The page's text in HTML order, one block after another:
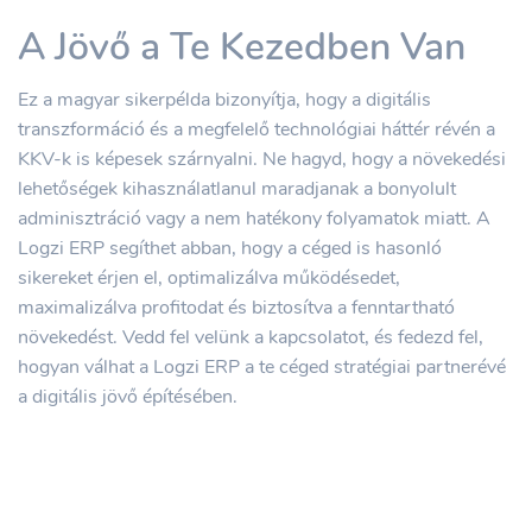
A Jövő a Te Kezedben Van
Ez a magyar sikerpélda bizonyítja, hogy a digitális
transzformáció és a megfelelő technológiai háttér révén a
KKV-k is képesek szárnyalni. Ne hagyd, hogy a növekedési
lehetőségek kihasználatlanul maradjanak a bonyolult
adminisztráció vagy a nem hatékony folyamatok miatt. A
Logzi ERP segíthet abban, hogy a céged is hasonló
sikereket érjen el, optimalizálva működésedet,
maximalizálva profitodat és biztosítva a fenntartható
növekedést. Vedd fel velünk a kapcsolatot, és fedezd fel,
hogyan válhat a Logzi ERP a te céged stratégiai partnerévé
a digitális jövő építésében.